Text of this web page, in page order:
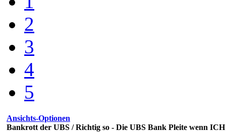
2
3
4
5
Ansichts-Optionen
Bankrott der UBS / Richtig so - Die UBS Bank Pleite wenn ICH